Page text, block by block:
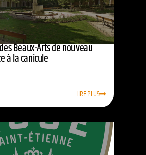
Beaux-Arts de nouveau
à la canicule
LIRE PLUS